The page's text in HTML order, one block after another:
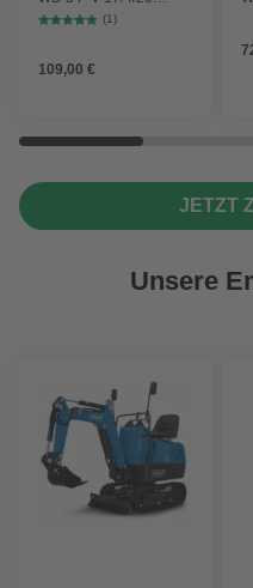
Workshop mit
(1)
109,00 €
JETZT
Unsere